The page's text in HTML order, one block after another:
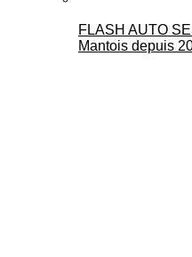
FLASH AUTO
Mantois depuis